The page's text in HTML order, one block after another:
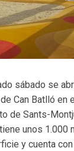
sábado se
Can Batlló en
de Sants-
unos 1.000
y cuenta